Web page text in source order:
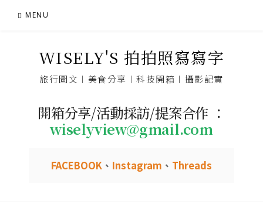
MENU
WISELY'S 拍拍照寫寫字
旅行圖文︱美食分享︱科技開箱︱攝影記實
開箱分享/活動採訪/提案合作 ：
wiselyview@gmail.com
FACEBOOK 、 Instagram 、 Threads